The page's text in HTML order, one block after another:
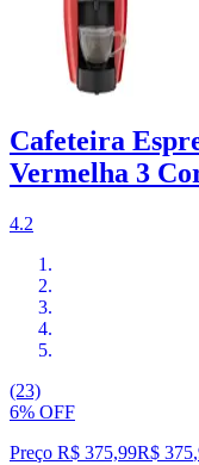
Cafeteira
Vermelha 3
4.2
(23)
6% OFF
Preço R$ 375,99R$ 375,